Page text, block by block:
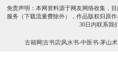
免责声明：本网资料源于网友网络收集，
服务（下载流量费除外），作品版权归原
30日内联系我
古籍网|古书店|风水书-中医书-茅山术